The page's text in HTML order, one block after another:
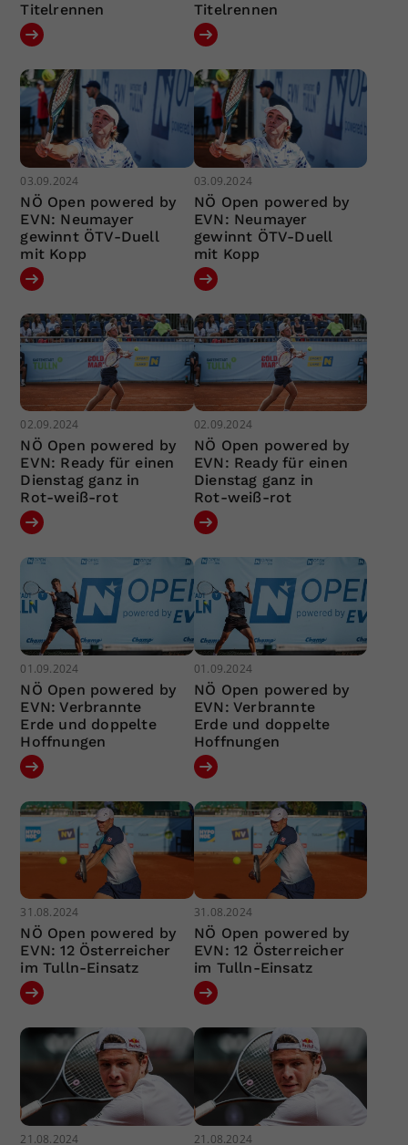
Titelrennen
Titelrennen
03.09.2024
NÖ Open powered by
EVN: Neumayer
gewinnt ÖTV-Duell
mit Kopp
03.09.2024
NÖ Open powered by
EVN: Neumayer
gewinnt ÖTV-Duell
mit Kopp
02.09.2024
NÖ Open powered by
EVN: Ready für einen
Dienstag ganz in
Rot-weiß-rot
02.09.2024
NÖ Open powered by
EVN: Ready für einen
Dienstag ganz in
Rot-weiß-rot
01.09.2024
NÖ Open powered by
EVN: Verbrannte
Erde und doppelte
Hoffnungen
01.09.2024
NÖ Open powered by
EVN: Verbrannte
Erde und doppelte
Hoffnungen
31.08.2024
NÖ Open powered by
EVN: 12 Österreicher
im Tulln-Einsatz
31.08.2024
NÖ Open powered by
EVN: 12 Österreicher
im Tulln-Einsatz
21.08.2024 21.08.2024